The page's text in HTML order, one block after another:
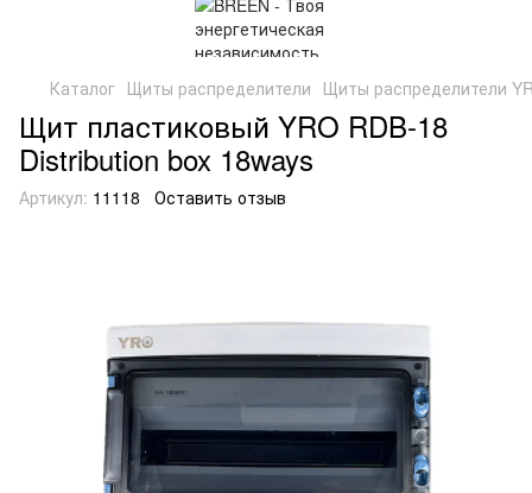
Каталог Щиты распределители Щиты распределители
Щит пластиковый YRO RDB-18
Distribution box 18ways
Артикул: 11118 Оставить отзыв